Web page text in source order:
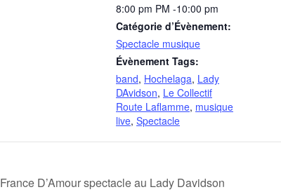
8:00 pm PM -10:00 pm
Catégorie d’Évènement:
Spectacle musique
Évènement Tags:
band, Hochelaga, Lady
DAvidson, Le Collectif
Route Laflamme, musique
live, Spectacle
France D’Amour spectacle au Lady Davidson